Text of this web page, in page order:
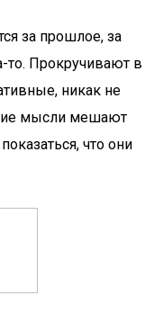
за прошлое, за
то. Прокручивают в
никак не
мысли мешают
что они